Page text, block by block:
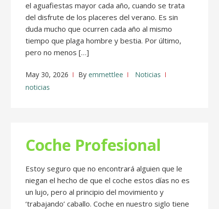
el aguafiestas mayor cada año, cuando se trata
del disfrute de los placeres del verano. Es sin
duda mucho que ocurren cada año al mismo
tiempo que plaga hombre y bestia. Por último,
pero no menos […]
May 30, 2026 Byemmettlee
Noticias
noticias
Coche Profesional
Estoy seguro que no encontrará alguien que le
niegan el hecho de que el coche estos días no es
un lujo, pero al principio del movimiento y
‘trabajando’ caballo. Coche en nuestro siglo tiene